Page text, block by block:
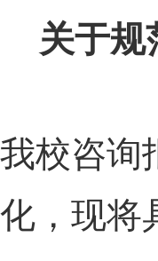
关于规
校咨
，现